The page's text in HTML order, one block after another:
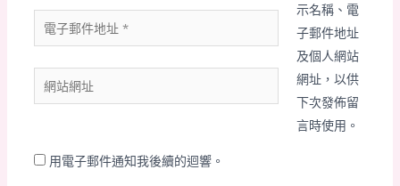
*
電
子
郵
件
*
站
示名稱、電
子郵件地址
及個人網站
網址，以供
下次發佈留
言時使用。
用電子郵件通知我後續的迴響。